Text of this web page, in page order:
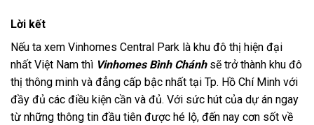
Lời kết
Nếu ta xem Vinhomes Central Park là khu đô thị hiện đại
nhất Việt Nam thì Vinhomes Bình Chánhsẽ trở thành khu đô
thị thông minh và đẳng cấp bậc nhất tại Tp. Hồ Chí Minh với
đầy đủ các điều kiện cần và đủ. Với sức hút của dự án ngay
từ những thông tin đầu tiên được hé lộ, đến nay cơn sốt về